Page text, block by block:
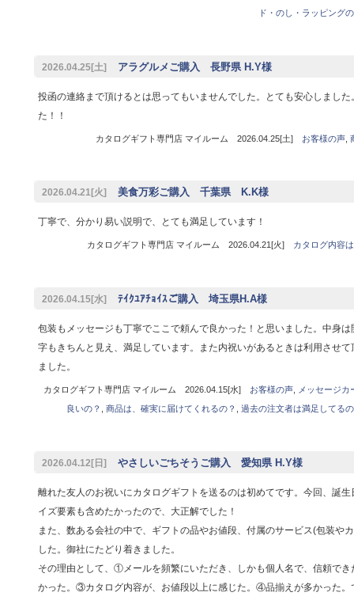
ド・のし・ラッピング
2026.04.25[土] アラグルメご購入 長野県 H.Y様
投函の連絡まで頂けるとは思ってもいませんでした。とても安心しまし
た！！
カタログギフト専門店 マイルーム 2026.04.25[土] お客様の声,
2026.04.21[火] 美食万彩ご購入 千葉県 K.K様
丁寧で、分かり易い説明で、とても満足しています！
カタログギフト専門店 マイルーム 2026.04.21[火] カタログ内容
2026.04.15[水] ﾃｲｸﾕｱﾁｮｲｽご購入 埼玉県H.A様
包装もメッセージも丁寧でここで頼んで良かった！と思いました。中身
字もきちんと見え、満足しています。また内祝いがあるときは利用させ
ました。
カタログギフト専門店 マイルーム 2026.04.15[水] お客様の声,
メッセージ
良いの？
商品は、確実に届けてくれるの？ 過去の注文者は満足してる
2026.04.12[日] やさしいごちそうご購入 愛知県 H.Y様
離れた友人のお祝いにカタログギフトを送るのは初めてです。今回、誕
イズ要素も含めたかったので、大正解でした！
また、数ある会社の中で、ギフトの品やお値段、付属のサービス(包装や
した。御社にたどり着きました。
その理由として、①メールを頻繁にいただき、しかも個人名で、信頼で
かった。③カタログ内容が、お値段以上に感じた。④品揃えが多かった。